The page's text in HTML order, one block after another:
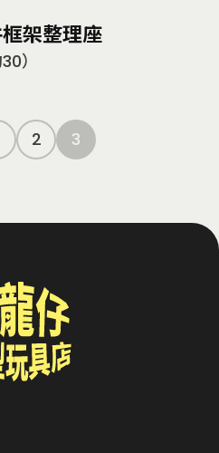
架整理座
）
2 3